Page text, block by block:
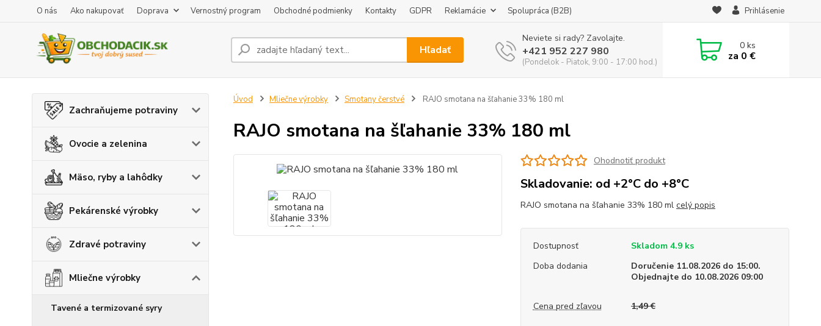
O nás Ako nakupovať Doprava Vernostný program Obchodné podmienky Kontakty GDPR Reklamácie Spolupráca (B2B) Prihlásenie
Hľadať
Neviete si rady? Zavolajte.
+421 952 227 980
(Pondelok - Piatok, 9:00 - 17:00 hod.)
0ks
za 0 €
Zachraňujeme potraviny
Ovocie a zelenina
Mäso, ryby a lahôdky
Pekárenské výrobky
Zdravé potraviny
Mliečne výrobky
Tavené a termizované syry
Úvod Mliečne výrobky Smotany čerstvé RAJO smotana na šľahanie 33% 180 ml
RAJO smotana na šľahanie 33% 180 ml
Ohodnotiť produkt
Skladovanie: od +2°C do +8°C
RAJO smotana na šľahanie 33% 180 ml celý popis
Dostupnosť
Skladom 4.9 ks
Doba dodania
Doručenie 11.08.2026 do 15:00.
Objednajte do 10.08.2026 09:00
Cena pred zľavou 1,49 €